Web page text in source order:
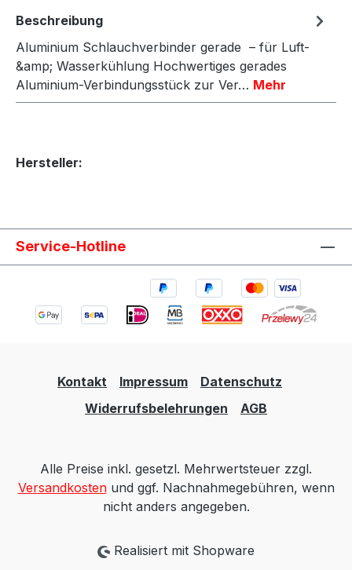
Beschreibung
Aluminium Schlauchverbinder gerade – für Luft-
&amp; Wasserkühlung Hochwertiges gerades
Aluminium-Verbindungsstück zur Ver… Mehr
Hersteller:
Service-Hotline
Kontakt Impressum
Datenschutz
Widerrufsbelehrungen
AGB
Alle Preise inkl. gesetzl. Mehrwertsteuer zzgl.
Versandkostenund ggf. Nachnahmegebühren, wenn
nicht anders angegeben.
Realisiert mit Shopware